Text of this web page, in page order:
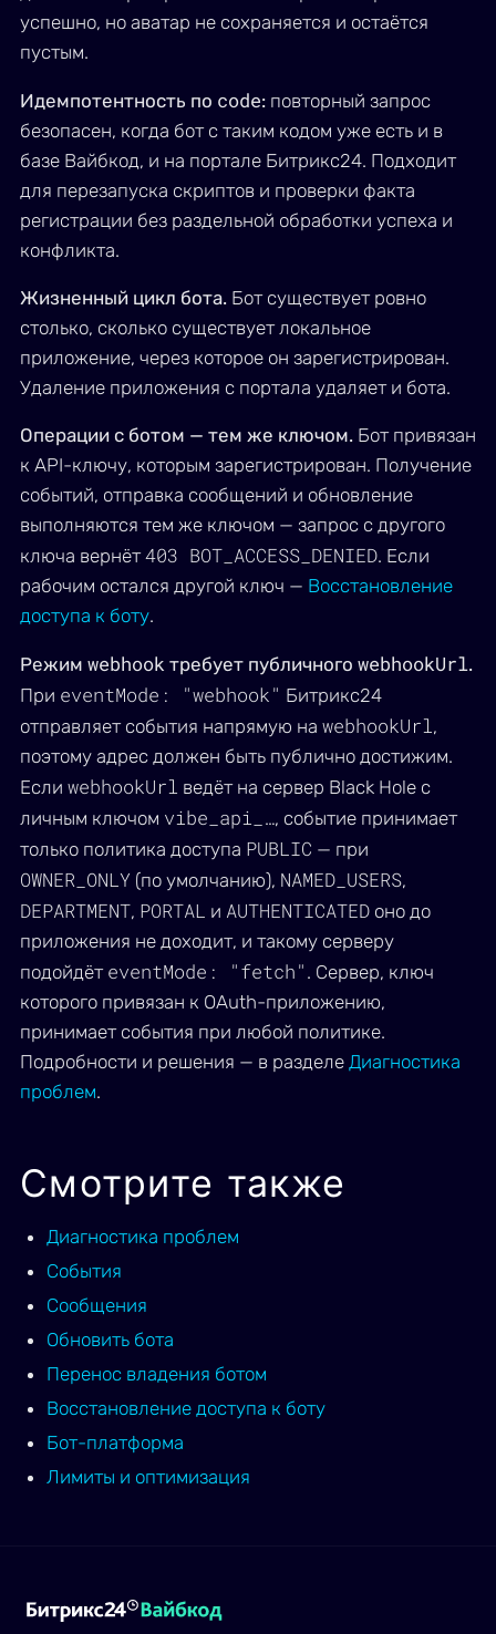
успешно, но аватар не сохраняется и остаётся
пустым.
Идемпотентность по code: повторный запрос
безопасен, когда бот с таким кодом уже есть и в
базе Вайбкод, и на портале Битрикс24. Подходит
для перезапуска скриптов и проверки факта
регистрации без раздельной обработки успеха и
конфликта.
Жизненный цикл бота. Бот существует ровно
столько, сколько существует локальное
приложение, через которое он зарегистрирован.
Удаление приложения с портала удаляет и бота.
Операции с ботом — тем же ключом. Бот привязан
к API-ключу, которым зарегистрирован. Получение
событий, отправка сообщений и обновление
выполняются тем же ключом — запрос с другого
ключа вернёт403 BOT_ACCESS_DENIED. Если
рабочим остался другой ключ — Восстановление
доступа к боту.
Режим webhook требует публичного webhookUrl.
При eventMode: "webhook" Битрикс24
отправляет события напрямую на webhookUrl,
поэтому адрес должен быть публично достижим.
Если webhookUrl ведёт на сервер Black Hole с
личным ключом vibe_api_…, событие принимает
только политика доступа PUBLIC — при
OWNER_ONLY (по умолчанию), NAMED_USERS,
DEPARTMENT, PORTAL и AUTHENTICATED оно до
приложения не доходит, и такому серверу
подойдёт eventMode: "fetch" . Сервер, ключ
которого привязан к OAuth-приложению,
принимает события при любой политике.
Подробности и решения — в разделе Диагностика
проблем.
Смотрите также
Диагностика проблем
События
Сообщения
Обновить бота
Перенос владения ботом
Восстановление доступа к боту
Бот-платформа
Лимиты и оптимизация